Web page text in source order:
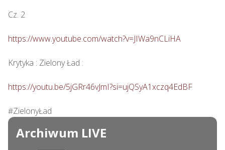
Cz. 2
https://www.youtube.com/watch?v=JIWa9nCLiHA
Krytyka : Zielony Ład :
https://youtu.be/5jGRr46vJmI?si=ujQSyA1xczq4EdBF
#ZielonyŁad
Archiwum LIVE